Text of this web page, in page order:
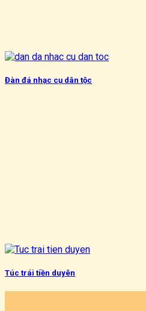
Đàn đá nhạc cụ dân tộc
Túc trái tiền duyên